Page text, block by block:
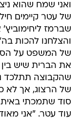
ואני שמח שהוא
של עטר קיימים
שברמז
והצלחנו להכות
של המשפט על הסף
את הברית שיש
שהקבוצה תתלכד
של הרצוג, אך לא
סוד שתמכתי
עוד עטר. "אני